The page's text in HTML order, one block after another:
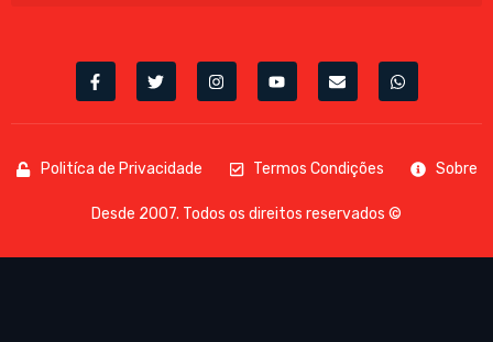
Politíca de Privacidade Termos Condições Sobre
Desde 2007. Todos os direitos reservados ©